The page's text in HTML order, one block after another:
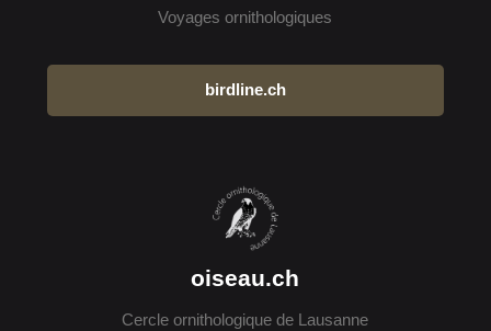
Voyages ornithologiques
birdline.ch
oiseau.ch
Cercle ornithologique de Lausanne